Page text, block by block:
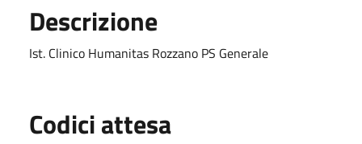
Descrizione
Ist. Clinico Humanitas Rozzano PS Generale
Codici attesa